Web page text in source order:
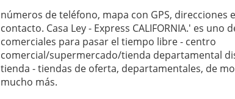
números de teléfono, mapa con GPS, direcciones
contacto. Casa Ley - Express CALIFORNIA.' es uno
comerciales para pasar el tiempo libre - centro
comercial/supermercado/tienda departamental
tienda - tiendas de oferta, departamentales, de
mucho más.